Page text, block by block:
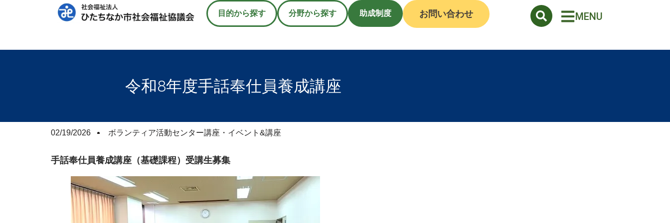
目的から探す 分野から探す 助成制度 お問い合わせ MENU
令和8年度手話奉仕員養成講座
02/19/2026 ボランティア活動センター講座・イベント&講座
手話奉仕員養成講座（基礎課程）受講生募集